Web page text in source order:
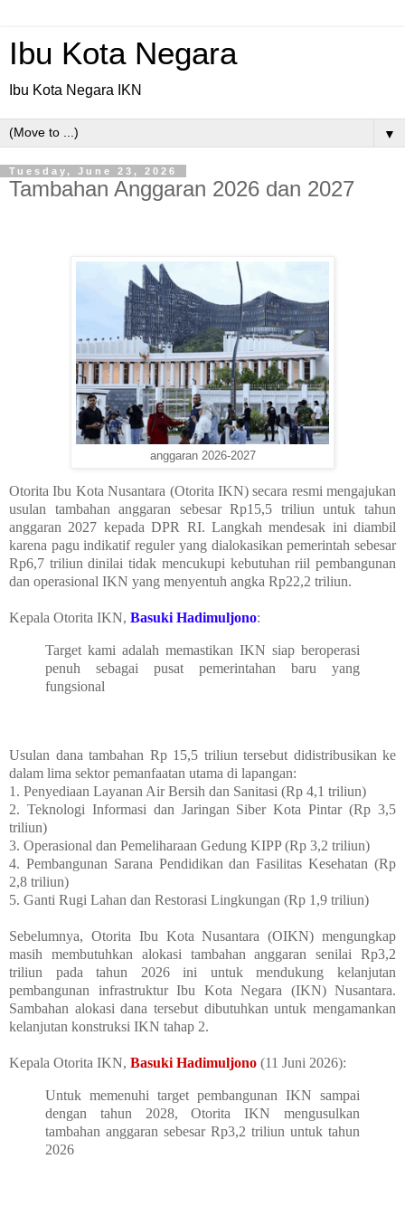
Ibu Kota Negara
Ibu Kota Negara IKN
▼
Tuesday, June 23, 2026
Tambahan Anggaran 2026 dan 2027
anggaran 2026-2027
Otorita Ibu Kota Nusantara (Otorita IKN) secara resmi mengajukan
usulan tambahan anggaran sebesar Rp15,5 triliun untuk tahun
anggaran 2027 kepada DPR RI. Langkah mendesak ini diambil
karena pagu indikatif reguler yang dialokasikan pemerintah sebesar
Rp6,7 triliun dinilai tidak mencukupi kebutuhan riil pembangunan
dan operasional IKN yang menyentuh angka Rp22,2 triliun.
Kepala Otorita IKN, Basuki Hadimuljono:
Target kami adalah memastikan IKN siap beroperasi
penuh sebagai pusat pemerintahan baru yang
fungsional
Usulan dana tambahan Rp 15,5 triliun tersebut didistribusikan ke
dalam lima sektor pemanfaatan utama di lapangan:
1. Penyediaan Layanan Air Bersih dan Sanitasi (Rp 4,1 triliun)
2. Teknologi Informasi dan Jaringan Siber Kota Pintar (Rp 3,5
triliun)
3. Operasional dan Pemeliharaan Gedung KIPP (Rp 3,2 triliun)
4. Pembangunan Sarana Pendidikan dan Fasilitas Kesehatan (Rp
2,8 triliun)
5. Ganti Rugi Lahan dan Restorasi Lingkungan (Rp 1,9 triliun)
Sebelumnya, Otorita Ibu Kota Nusantara (OIKN) mengungkap
masih membutuhkan alokasi tambahan anggaran senilai Rp3,2
triliun pada tahun 2026 ini untuk mendukung kelanjutan
pembangunan infrastruktur Ibu Kota Negara (IKN) Nusantara.
Sambahan alokasi dana tersebut dibutuhkan untuk mengamankan
kelanjutan konstruksi IKN tahap 2.
Kepala Otorita IKN, Basuki Hadimuljono (11 Juni 2026):
Untuk memenuhi target pembangunan IKN sampai
dengan tahun 2028, Otorita IKN mengusulkan
tambahan anggaran sebesar Rp3,2 triliun untuk tahun
2026